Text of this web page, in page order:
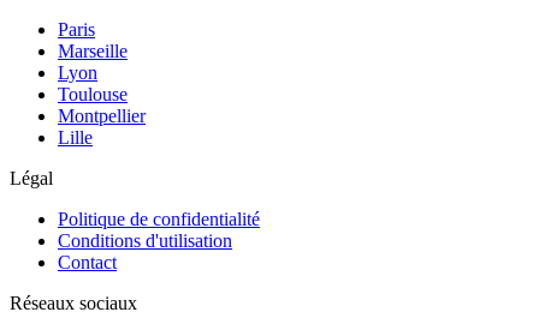
Paris
Marseille
Lyon
Toulouse
Montpellier
Lille
Légal
Politique de confidentialité
Conditions d'utilisation
Contact
Réseaux sociaux